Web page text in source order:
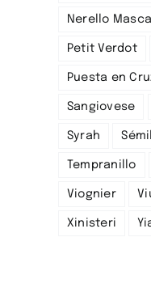
Nerello
Petit Verdot
Puesta en
Sangiovese
Syrah
Tempranillo
Viognier
Xinisteri